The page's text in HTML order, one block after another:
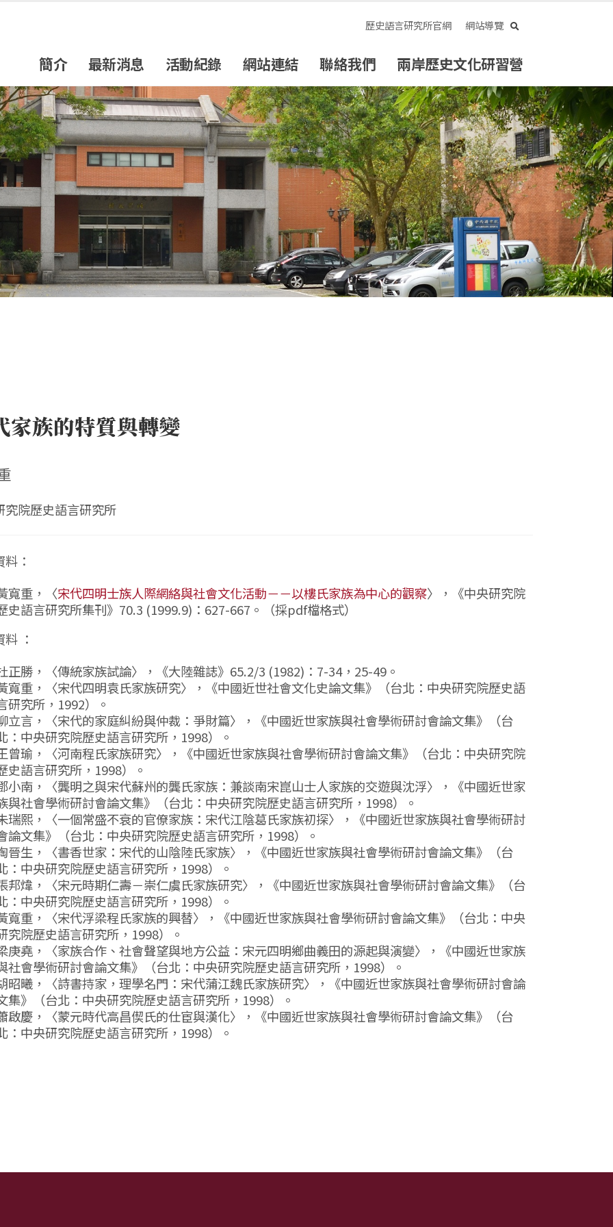
歷史語言研究所官網 網站導覽 search
簡介 最新消息 活動紀錄 網站連結 聯絡我們 兩岸歷史文化研習營
家族的特質與轉變
究院歷史語言研究所
：
寬重，〈宋代四明士族人際網絡與社會文化活動－－以樓氏家族為中心的觀察〉，《中央研究院
史語言研究所集刊》70.3 (1999.9)：627-667。（採pdf檔格式）
：
正勝，〈傳統家族試論〉，《大陸雜誌》65.2/3 (1982)：7-34，25-49。
寬重，〈宋代四明袁氏家族研究〉，《中國近世社會文化史論文集》（台北：中央研究院歷史語
研究所，1992）。
立言，〈宋代的家庭糾紛與仲裁：爭財篇〉，《中國近世家族與社會學術研討會論文集》（台
：中央研究院歷史語言研究所，1998）。
曾瑜，〈河南程氏家族研究〉，《中國近世家族與社會學術研討會論文集》（台北：中央研究院
史語言研究所，1998）。
小南，〈龔明之與宋代蘇州的龔氏家族：兼談南宋崑山士人家族的交遊與沈浮〉，《中國近世家
與社會學術研討會論文集》（台北：中央研究院歷史語言研究所，1998）。
瑞熙，〈一個常盛不衰的官僚家族：宋代江陰葛氏家族初探〉，《中國近世家族與社會學術研討
論文集》（台北：中央研究院歷史語言研究所，1998）。
晉生，〈書香世家：宋代的山陰陸氏家族〉，《中國近世家族與社會學術研討會論文集》（台
：中央研究院歷史語言研究所，1998）。
邦煒，〈宋元時期仁壽－崇仁虞氏家族研究〉，《中國近世家族與社會學術研討會論文集》（台
：中央研究院歷史語言研究所，1998）。
寬重，〈宋代浮梁程氏家族的興替〉，《中國近世家族與社會學術研討會論文集》（台北：中央
究院歷史語言研究所，1998）。
庚堯，〈家族合作、社會聲望與地方公益：宋元四明鄉曲義田的源起與演變〉，《中國近世家族
社會學術研討會論文集》（台北：中央研究院歷史語言研究所，1998）。
昭曦，〈詩書持家，理學名門：宋代蒲江魏氏家族研究〉，《中國近世家族與社會學術研討會論
集》（台北：中央研究院歷史語言研究所，1998）。
啟慶，〈蒙元時代高昌偰氏的仕宦與漢化〉，《中國近世家族與社會學術研討會論文集》（台
：中央研究院歷史語言研究所，1998）。